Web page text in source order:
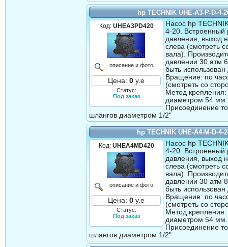
hp TECHNIK UHE-A3-P-D-4-
Код: UHEA3PD420
описание и фото
Цена: 0 у.е
Статус:
Под заказ
Насос hp
4-20. Встроенный
давления, выход
слева (смотреть
вала).
давлении 30 атм
быть
Вращение: по
(смотреть со
Метод
диаметром 54 мм.
Присоединение
шлангов диаметром 1/2"
hp TECHNIK UHE-A4-М-D-4-
Код: UHEA4МD420
описание и фото
Цена: 0 у.е
Статус:
Под заказ
Насос hp
4-20. Встроенный
давления, выход
слева (смотреть
вала).
давлении 30 атм
быть
Вращение: по
(смотреть со
Метод
диаметром 54 мм.
Присоединение
шлангов диаметром 1/2"